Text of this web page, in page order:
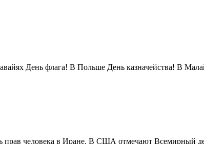
День флага! В Польше День казначейства! В
прав человека в Иране. В США отмечают Всемирный